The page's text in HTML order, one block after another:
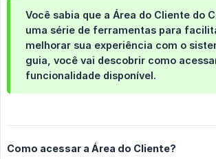
Você sabia que a Área do Cliente do
uma série de ferramentas para
melhorar sua experiência com o
guia, você vai descobrir como
funcionalidade disponível.
Como acessar a Área do Cliente?